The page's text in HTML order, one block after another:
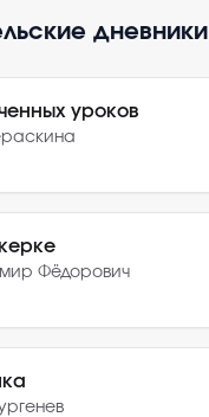
дневники
уроков
Фёдорович